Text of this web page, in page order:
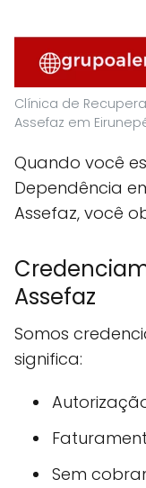
Clínica de
Assefaz em
Quando você
Dependência
Assefaz, você
Assefaz
Somos
significa:
Sem